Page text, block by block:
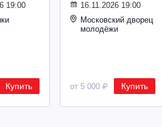
19:00
Купить
16.11.2026 19:00
Московский дворец
молодёжи
от 5 000 ₽ Купить